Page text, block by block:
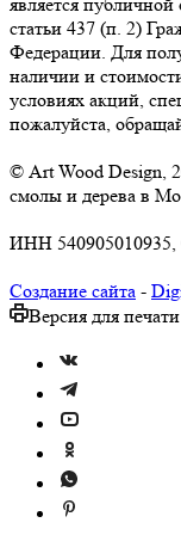
статьи 437 (п. 2)
Федерации. Для
наличии и
условиях акций,
пожалуйста,
© Art Wood Design,
смолы и дерева в
ИНН
Создание сайта -
Версия для печати